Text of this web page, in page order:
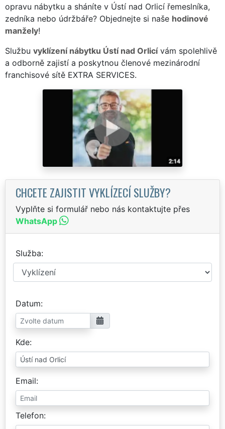
opravu nábytku a sháníte v Ústí nad Orlicí řemeslníka,
zedníka nebo údržbáře? Objednejte si naše hodinové
manžely!
Službu vyklízení nábytku Ústí nad Orlicívám spolehlivě
a odborně zajistí a poskytnou členové mezinárodní
franchisové sítě EXTRA SERVICES.
CHCETE ZAJISTIT VYKLÍZECÍ SLUŽBY?
Vyplňte si formulář nebo nás kontaktujte přes
WhatsApp
Služba
Datum
Kde
Email
Telefon